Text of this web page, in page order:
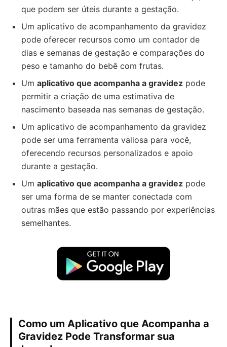
que podem ser úteis durante a gestação.
Um aplicativo de acompanhamento da gravidez
pode oferecer recursos como um contador de
dias e semanas de gestação e comparações do
peso e tamanho do bebê com frutas.
Um aplicativo que acompanha a gravidez pode
permitir a criação de uma estimativa de
nascimento baseada nas semanas de gestação.
Um aplicativo de acompanhamento da gravidez
pode ser uma ferramenta valiosa para você,
oferecendo recursos personalizados e apoio
durante a gestação.
Um aplicativo que acompanha a gravidez pode
ser uma forma de se manter conectada com
outras mães que estão passando por experiências
semelhantes.
Como um Aplicativo que Acompanha a
Gravidez Pode Transformar sua